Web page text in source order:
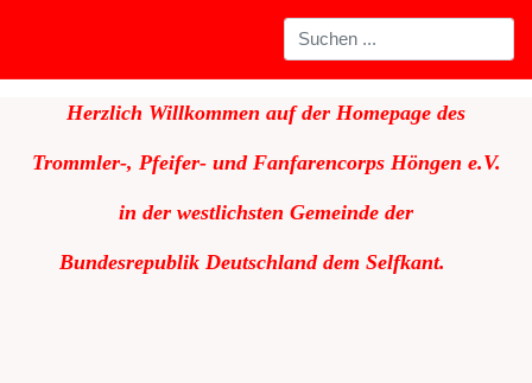
Herzlich Willkommen auf der Homepage des
Trommler-, Pfeifer- und Fanfarencorps Höngen e.V.
in der westlichsten Gemeinde der
Bundesrepublik Deutschland dem Selfkant.